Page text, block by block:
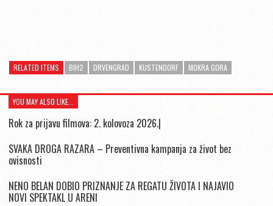
RELATED ITEMS BIH2 DRVENGRAD KUSTENDORF MOKRA GORA
YOU MAY ALSO LIKE...
Rok za prijavu filmova: 2. kolovoza 2026.|
SVAKA DROGA RAZARA – Preventivna kampanja za život bez
ovisnosti
NENO BELAN DOBIO PRIZNANJE ZA REGATU ŽIVOTA I NAJAVIO
NOVI SPEKTAKL U ARENI